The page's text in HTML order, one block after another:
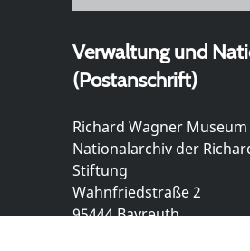
Verwaltung und
(Postanschrift)
Richard Wagner
Nationalarchiv der
Stiftung
Wahnfriedstraße 2
95444 Bayreuth